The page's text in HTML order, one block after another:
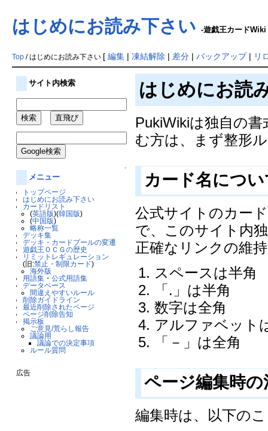
はじめにお読み下さい -遊戯王カードWiki
Top/ はじめにお読み下さい [ 編集| 凍結解除 | 差分| バックアップ| リ
サイト内検索
↑
メニュー
トップページ
はじめにお読み下さい
カードリスト
(英語版)(韓国版)
(中国版)
略称一覧
デッキ集
デッキ・カードプールの変遷
遊戯王ＯＣＧの歴史
リミットレギュレーション
(旧:禁止・制限カード)
海外版
用語集 ・公式用語集
データベース
間違えやすいルール
削除ガイドライン
最近削除されたページ
ページ削除告知
掲示板
ご意見/荒らし報告
議論用
議論での決定事項
ルール質問
広告
はじめにお読
PukiWikiは独自の
む方は、まず整形
カード名につ
公式サイトのカー
で、このサイト内
正確なリンクの維
スペースは半角
「.」は半角
数字は全角
アルファベット
「－」は全角
ページ編集時
編集時は、以下の